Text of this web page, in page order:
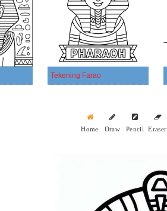
Tekening Farao
Home Draw Pencil Eraser